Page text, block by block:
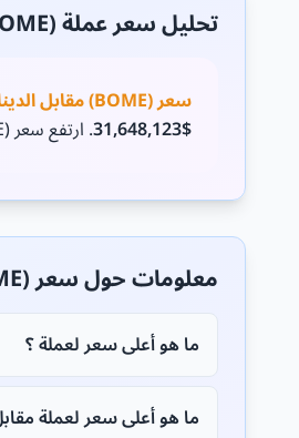
تحليل سعر عملة (BOME)
سعر (BOME) مقابل الدينار الكويتي اليوم
$31,648,123 . ارتفع سعر (BOME) بنسبة
معلومات حول سعر (BOME)
ما هو أعلى سعر لعملة ؟
ما هو أعلى سعر لعملة